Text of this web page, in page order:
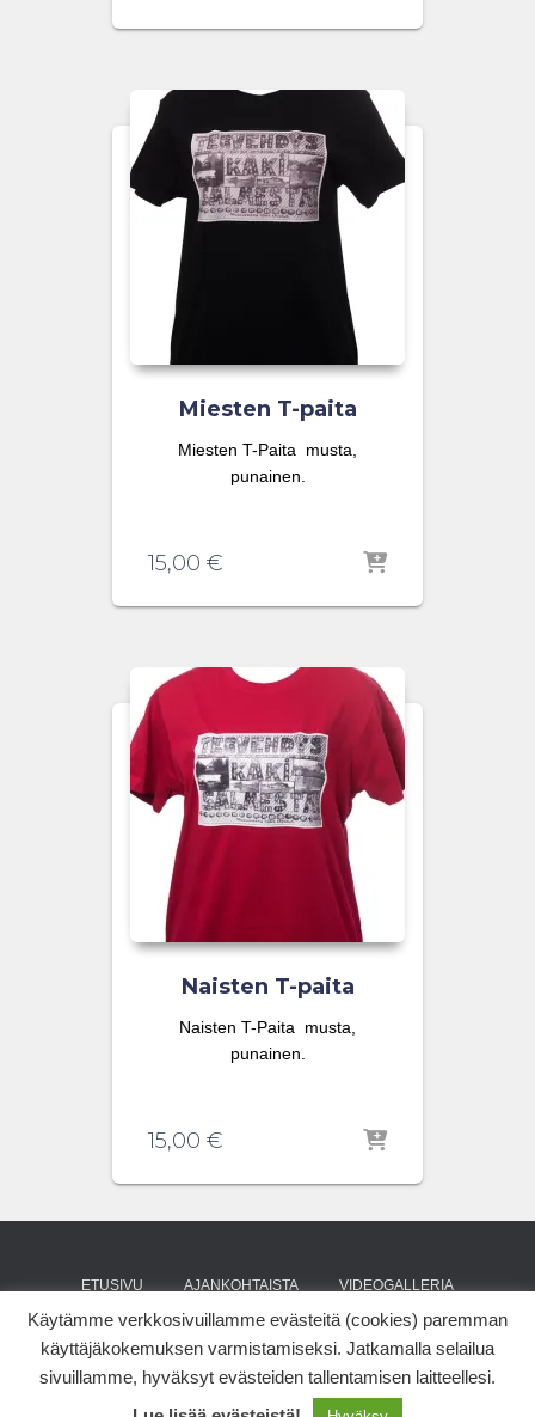
Miesten T-paita
Miesten T-Paita musta,
punainen.
15,00 €
Naisten T-paita
Naisten T-Paita musta,
punainen.
15,00 €
ETUSIVU AJANKOHTAISTA VIDEOGALLERIA
KÄKISALMI KÄKIPUOTI SÄÄTIÖ YHTEYSTIEDOT
ThemeIsle
Käytämme verkkosivuillamme evästeitä (cookies) paremman
käyttäjäkokemuksen varmistamiseksi. Jatkamalla selailua
sivuillamme, hyväksyt evästeiden tallentamisen laitteellesi.